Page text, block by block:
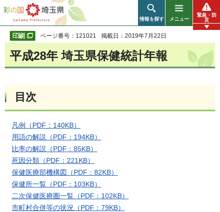
彩の国 埼玉県
情報を探す メニュー
緊急・防
災
ページ番号：121021 掲載日：2019年7月22日
平成28年 埼玉県保健統計年報
目次
凡例（PDF：140KB）
用語の解説（PDF：194KB）
比率の解説（PDF：85KB）
死因分類（PDF：221KB）
保健医療部機構図（PDF：82KB）
保健所一覧（PDF：103KB）
二次保健医療圏一覧（PDF：102KB）
市町村合併等の状況（PDF：79KB）